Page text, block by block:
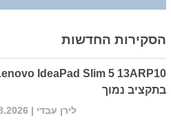
הסקירות החדשות
בתקציב נמוך
לירן עבדי | 03.08.2026